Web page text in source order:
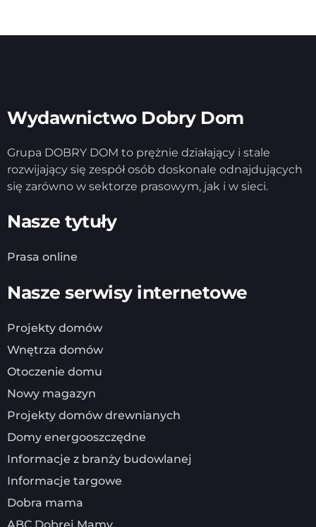
Wydawnictwo Dobry Dom
Grupa DOBRY DOM to prężnie działający i stale
rozwijający się zespół osób doskonale odnajdujących
się zarówno w sektorze prasowym, jak i w sieci.
Nasze tytuły
Prasa online
Nasze serwisy internetowe
Projekty domów
Wnętrza domów
Otoczenie domu
Nowy magazyn
Projekty domów drewnianych
Domy energooszczędne
Informacje z branży budowlanej
Informacje targowe
Dobra mama